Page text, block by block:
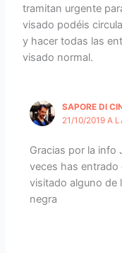
tramitan urgente
visado podéis
y hacer todas las
visado normal.
SAPORE DI
21/10/2019 A
Gracias por la info
veces has entrado
visitado alguno de
negra